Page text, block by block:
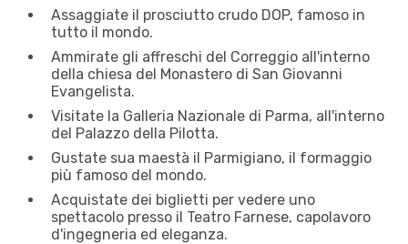
Assaggiate il prosciutto crudo DOP, famoso in
tutto il mondo.
Ammirate gli affreschi del Correggio all'interno
della chiesa del Monastero di San Giovanni
Evangelista.
Visitate la Galleria Nazionale di Parma, all'interno
del Palazzo della Pilotta.
Gustate sua maestà il Parmigiano, il formaggio
più famoso del mondo.
Acquistate dei biglietti per vedere uno
spettacolo presso il Teatro Farnese, capolavoro
d'ingegneria ed eleganza.